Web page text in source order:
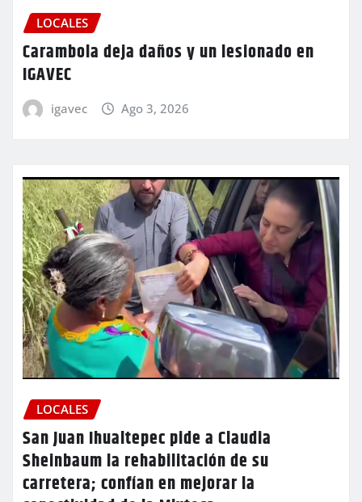
LOCALES
Carambola deja daños y un lesionado en
IGAVEC
igavec Ago 3, 2026
LOCALES
San Juan Ihualtepec pide a Claudia
Sheinbaum la rehabilitación de su
carretera; confían en mejorar la